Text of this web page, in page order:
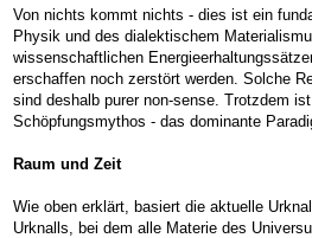
Von nichts kommt nichts - dies ist ein
Physik und des dialektischem
wissenschaftlichen
erschaffen noch zerstört werden. Solche
sind deshalb purer non-sense. Trotzdem
Schöpfungsmythos - das dominante
Raum und Zeit
Wie oben erklärt, basiert die aktuelle
Urknalls, bei dem alle Materie des